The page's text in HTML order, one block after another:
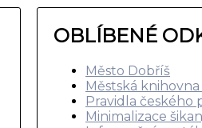
OBLÍBENÉ
Město Dobříš
Městská
Pravidla českého
Minimalizace